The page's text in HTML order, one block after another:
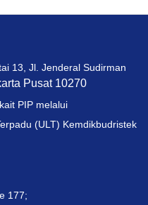
13, Jl. Jenderal Sudirman
Pusat 10270
PIP melalui
(ULT) Kemdikbudristek
177;